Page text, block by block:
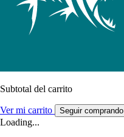
Subtotal del carrito
Ver mi carrito Seguir comprando
Loading...